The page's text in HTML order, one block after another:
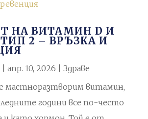
НА ВИТАМИН D И
2 – ВРЪЗКА И
| апр. 10, 2026
Здраве
мастноразтворим витамин,
години все по-често